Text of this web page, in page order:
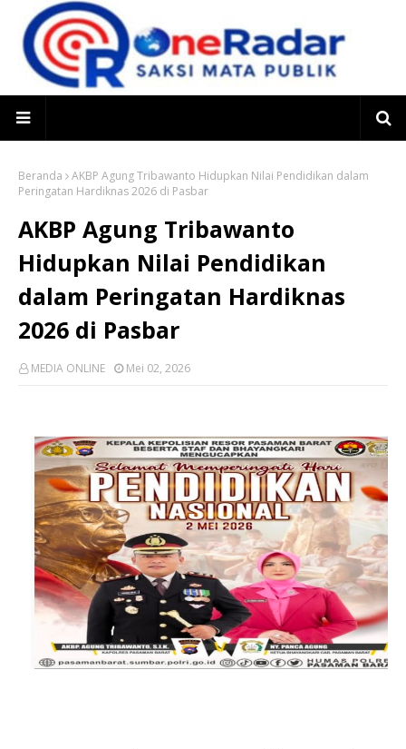
Beranda
AKBP Agung Tribawanto Hidupkan Nilai Pendidikan dalam
Peringatan Hardiknas 2026 di Pasbar
AKBP Agung Tribawanto
Hidupkan Nilai Pendidikan
dalam Peringatan Hardiknas
2026 di Pasbar
MEDIA ONLINE Mei 02, 2026